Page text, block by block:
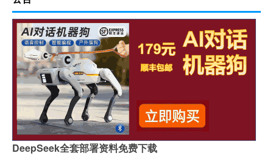
DeepSeek全套部署资料免费下载